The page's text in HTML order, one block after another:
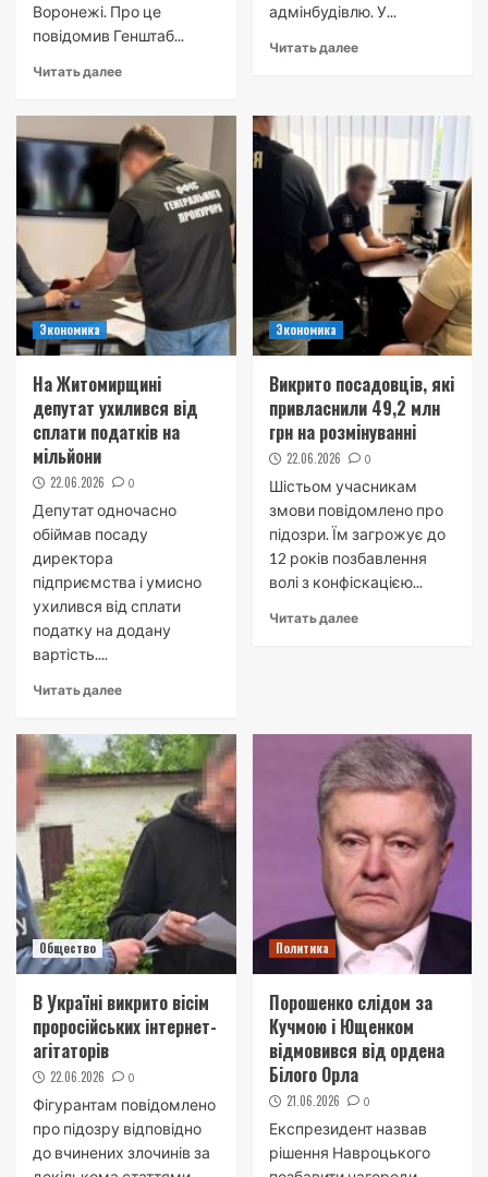
Воронежі. Про це
повідомив Генштаб...
Читать далее
адмінбудівлю. У...
Читать далее
Экономика
На Житомирщині
депутат ухилився від
сплати податків на
мільйони
22.06.2026 0
Депутат одночасно
обіймав посаду
директора
підприємства і умисно
ухилився від сплати
податку на додану
вартість....
Читать далее
Экономика
Викрито посадовців, які
привласнили 49,2 млн
грн на розмінуванні
22.06.2026 0
Шістьом учасникам
змови повідомлено про
підозри. Їм загрожує до
12 років позбавлення
волі з конфіскацією...
Читать далее
Общество
В Україні викрито вісім
проросійських інтернет-
агітаторів
22.06.2026 0
Фігурантам повідомлено
про підозру відповідно
до вчинених злочинів за
Политика
Порошенко слідом за
Кучмою і Ющенком
відмовився від ордена
Білого Орла
21.06.2026 0
Експрезидент назвав
рішення Навроцького